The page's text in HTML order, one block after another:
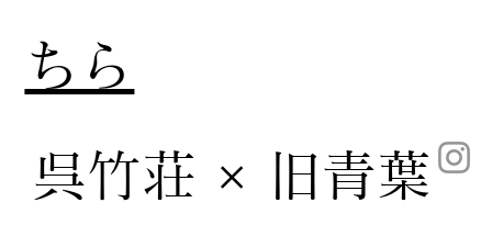
呉竹荘 × 旧青葉
ちら